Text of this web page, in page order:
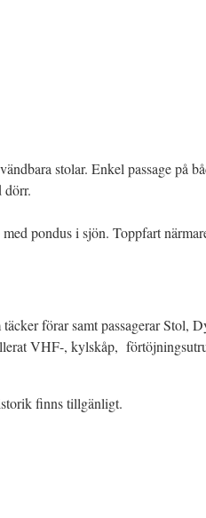
stolar. Enkel passage på
dörr.
pondus i sjön. Toppfart
förar samt passagerar Stol,
VHF-, kylskåp,
finns tillgänligt.